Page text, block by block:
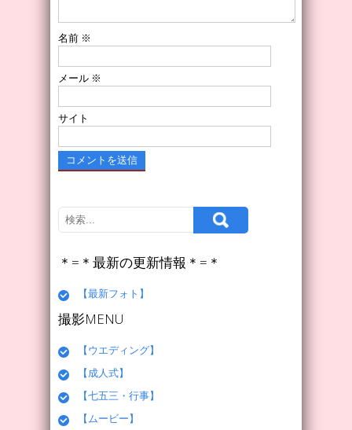
名前 ※
メール ※
サイト
＊=＊最新の更新情報＊=＊
【最新フォト】
撮影MENU
【ウエディング】
【成人式】
【七五三・行事】
【ムービー】